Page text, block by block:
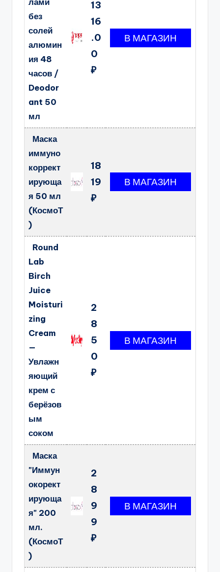
лами
без
солей
алюмин
ия 48
часов /
Deodor
ant 50
мл
13
16
.0
0
₽
Маска
иммуно
коррект
ирующа
я 50 мл
(КосмоТ
)
18
19
₽
Round
Lab
Birch
Juice
Moisturi
zing
Cream
—
Увлажн
яющий
крем с
берёзов
ым
соком
2
8
5
0
₽
Маска
"Иммун
окорект
ирующа
я" 200
мл.
(КосмоТ
)
2
8
9
9
₽